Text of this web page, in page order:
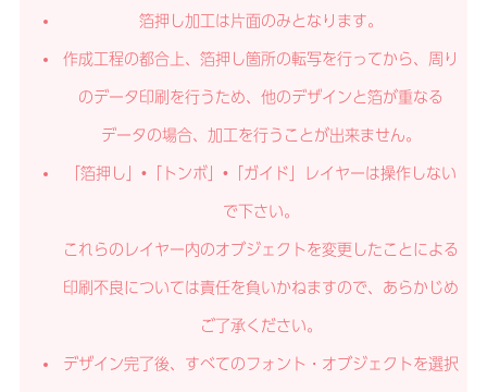
箔押し加工は片面のみとなります。
作成工程の都合上、箔押し箇所の転写を行ってから、周り
のデータ印刷を行うため、他のデザインと箔が重なる
データの場合、加工を行うことが出来ません。
「箔押し」•「トンボ」•「ガイド」レイヤーは操作しない
で下さい。
これらのレイヤー内のオブジェクトを変更したことによる
印刷不良については責任を負いかねますので、あらかじめ
ご了承ください。
デザイン完了後、すべてのフォント・オブジェクトを選択